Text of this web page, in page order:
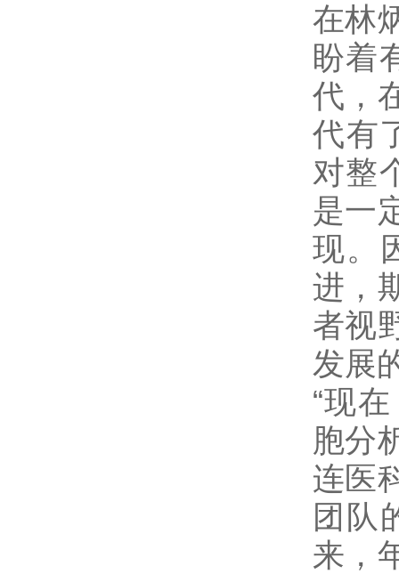
在林
盼着
代，
代有
对整
是一
现。
进，
者视
发展
“现
胞分
连医
团队
来，